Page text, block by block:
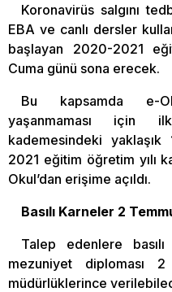
Koronavirüs salgını
EBA ve canlı dersler
başlayan 2020-2021
Cuma günü sona erecek.
Bu kapsamda e-
yaşanmaması için
kademesindeki
2021 eğitim öğretim yılı
Okul’dan erişime açıldı.
Basılı Karneler 2
Talep edenlere
mezuniyet diploması
müdürlüklerince